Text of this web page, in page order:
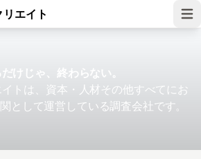
エイト
けじゃ、終わらない。
トは、資本・人材その他すべてにお
として運営している調査会社です。